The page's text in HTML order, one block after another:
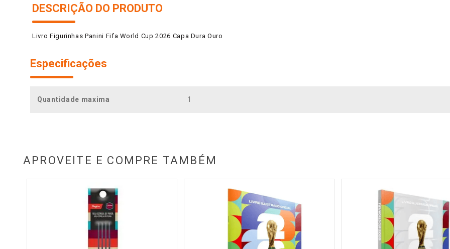
DESCRIÇÃO DO PRODUTO
Livro Figurinhas Panini Fifa World Cup 2026 Capa Dura Ouro
Especificações
Quantidade maxima 1
APROVEITE E COMPRE TAMBÉM